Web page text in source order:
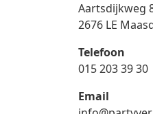
Aartsdijkweg
2676 LE
Telefoon
015 203 39 30
Email